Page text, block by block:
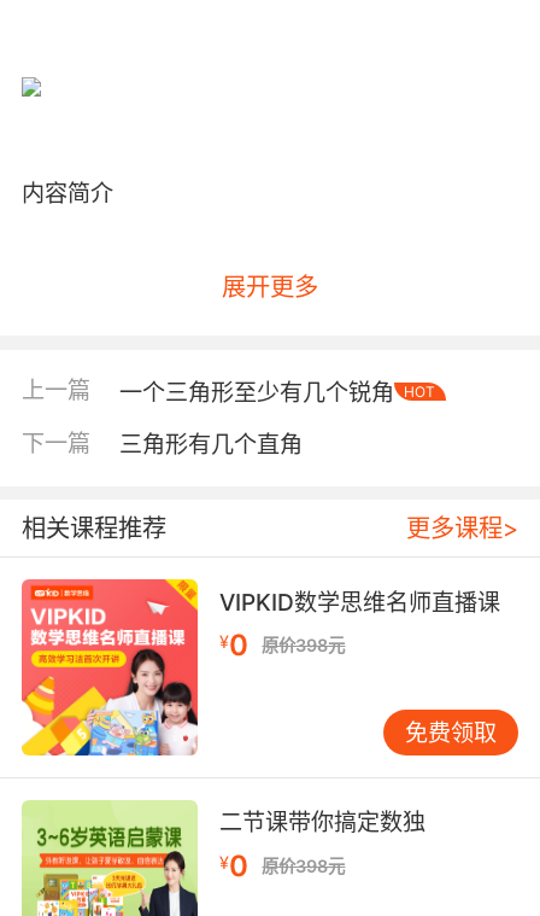
内容简介
地球上为什么有四季？万物为什么有丰富的色
彩？植物与动物怎样度过它们的白天与黑夜？太
告诉你这一切。
大地时钟
大地宽广的怀抱，是孕育一切生命的基础。
地球上有着各种各样的气候与地貌，它们是怎样
形成的呢？土壤究竟是一种什么东西呢？那些与
大地密不可分的植物与动物，总是从土壤中来，
又回到土壤中去。这本书会告诉你，物质怎样通
过土壤进行这种永恒的循环。
树木时钟
展开更多
上一篇 一个三角形至少有几个锐角 HOT
下一篇 三角形有几个直角
相关课程推荐 更多课程>
VIPKID数学思维名师直播课
¥0 原价398元
免费领取
二节课带你搞定数独
¥0 原价398元